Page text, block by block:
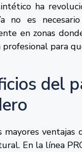
ha
no es
en zonas
profesional para
del
mayores
En la línea